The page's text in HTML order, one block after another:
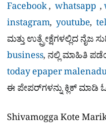
Facebook, whatsapp ,
instagram, youtube,
ಮತ್ತು ಉತ್ಪ್ರೇಕ್ಷೆಗಳಲ್ಲಿದ ನೈಜ
business, ನಲ್ಲಿ ಮಾಹಿತಿ
today epaper
ಈ ಪೇಪರ್​ಗಳನ್ನು ಕ್ಲಿಕ್ ಮಾಡಿ
Shivamogga Kote